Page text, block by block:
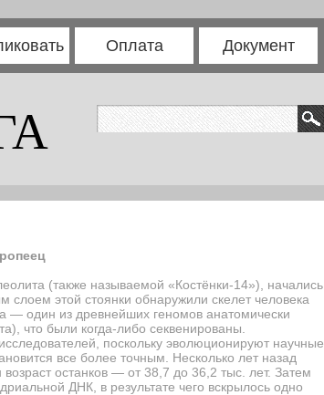
Оплата Документ
(также называемой «Костёнки-14»), начались
слоем этой стоянки обнаружили скелет человека
— один из древнейших геномов анатомически
что были когда-либо секвенированы.
поскольку эволюционируют научные
все более точным. Несколько лет назад
останков — от 38,7 до 36,2 тыс. лет. Затем
ДНК, в результате чего вскрылось одно